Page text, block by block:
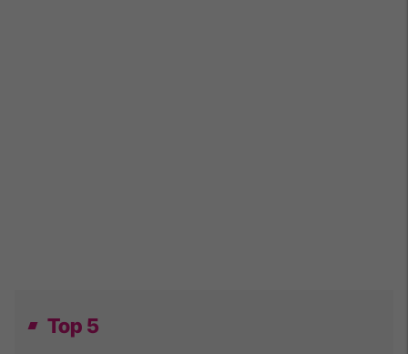
Top 5